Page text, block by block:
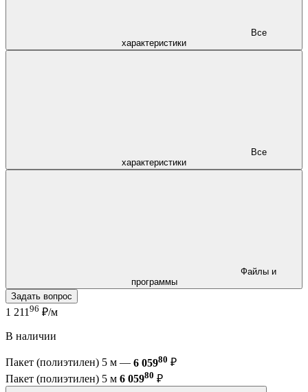
характеристики
характеристики
программы
Задать вопрос
1 211 96 ₽/м
В наличии
Пакет (полиэтилен) 5 м — 6 05980 ₽
Пакет (полиэтилен) 5 м 6 05980 ₽